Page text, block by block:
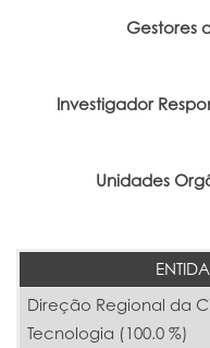
Gestores
Investigador
Unidades
Direção Regional da
Tecnologia (100.0 %)